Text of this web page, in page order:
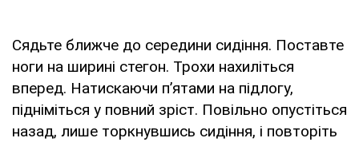
Сядьте ближче до середини сидіння. Поставте
ноги на ширині стегон. Трохи нахиліться
вперед. Натискаючи п’ятами на підлогу,
підніміться у повний зріст. Повільно опустіться
назад, лише торкнувшись сидіння, і повторіть